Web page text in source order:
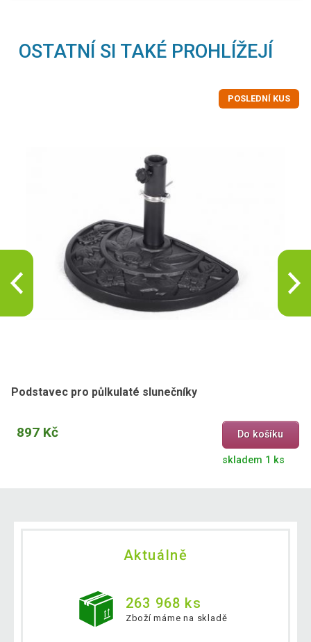
OSTATNÍ SI TAKÉ PROHLÍŽEJÍ
POSLEDNÍ KUS
Podstavec pro půlkulaté slunečníky
897 Kč Do košíku
skladem 1 ks
Aktuálně
263 968 ks
Zboží máme na skladě